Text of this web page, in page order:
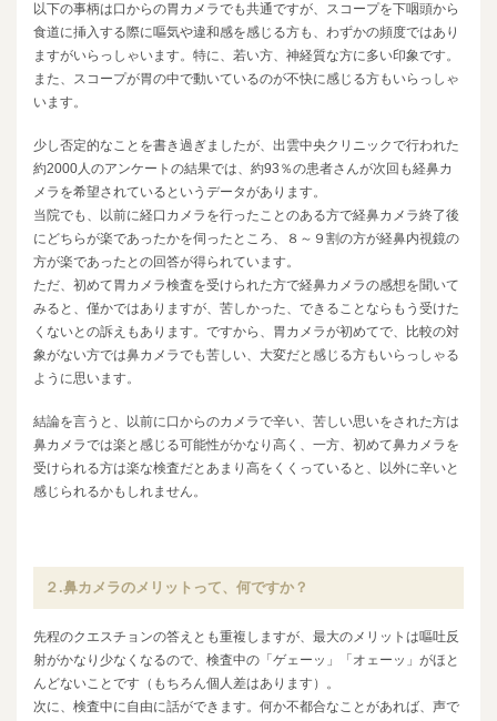
以下の事柄は口からの胃カメラでも共通ですが、スコープを下咽頭から
食道に挿入する際に嘔気や違和感を感じる方も、わずかの頻度ではあり
ますがいらっしゃいます。特に、若い方、神経質な方に多い印象です。
また、スコープが胃の中で動いているのが不快に感じる方もいらっしゃ
います。
少し否定的なことを書き過ぎましたが、出雲中央クリニックで行われた
約2000人のアンケートの結果では、約93％の患者さんが次回も経鼻カ
メラを希望されているというデータがあります。
当院でも、以前に経口カメラを行ったことのある方で経鼻カメラ終了後
にどちらが楽であったかを伺ったところ、８～９割の方が経鼻内視鏡の
方が楽であったとの回答が得られています。
ただ、初めて胃カメラ検査を受けられた方で経鼻カメラの感想を聞いて
みると、僅かではありますが、苦しかった、できることならもう受けた
くないとの訴えもあります。ですから、胃カメラが初めてで、比較の対
象がない方では鼻カメラでも苦しい、大変だと感じる方もいらっしゃる
ように思います。
結論を言うと、以前に口からのカメラで辛い、苦しい思いをされた方は
鼻カメラでは楽と感じる可能性がかなり高く、一方、初めて鼻カメラを
受けられる方は楽な検査だとあまり高をくくっていると、以外に辛いと
感じられるかもしれません。
２.鼻カメラのメリットって、何ですか？
先程のクエスチョンの答えとも重複しますが、最大のメリットは嘔吐反
射がかなり少なくなるので、検査中の「ゲェーッ」「オェーッ」がほと
んどないことです（もちろん個人差はあります）。
次に、検査中に自由に話ができます。何か不都合なことがあれば、声で